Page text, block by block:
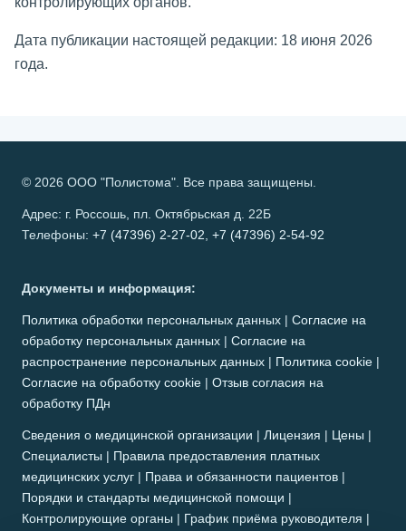
Дата публикации настоящей редакции: 18 июня 2026
года.
© 2026 ООО "Полистома". Все права защищены.
Адрес: г. Россошь, пл. Октябрьская д. 22Б
Телефоны: +7 (47396) 2-27-02 +7 (47396) 2-54-92
Документы и информация:
Политика обработки персональных данных | Согласие на
обработку персональных данных | Согласие на
распространение персональных данных | Политика cookie |
Согласие на обработку cookie | Отзыв согласия на
обработку ПДн
Сведения о медицинской организации | Лицензия | Цены |
Специалисты | Правила предоставления платных
медицинских услуг | Права и обязанности пациентов |
Порядки и стандарты медицинской помощи |
Контролирующие органы | График приёма руководителя |